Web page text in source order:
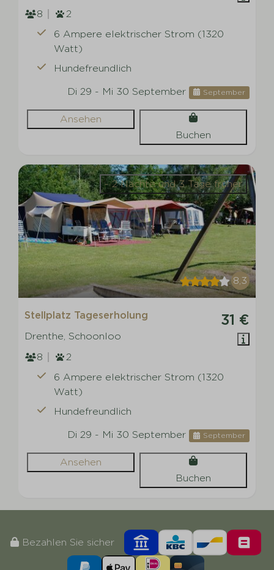
8
2
6 Ampere elektrischer Strom (1320
Watt)
Hundefreundlich
Di 29 - Mi 30 September
September
Ansehen
Buchen
- 2 Nächte und 3 Tage früher
8,3
31 €
Stellplatz Tageserholung
Drenthe, Schoonloo
8
2
6 Ampere elektrischer Strom (1320
Watt)
Hundefreundlich
Di 29 - Mi 30 September
September
Ansehen
Buchen
Bezahlen Sie sicher